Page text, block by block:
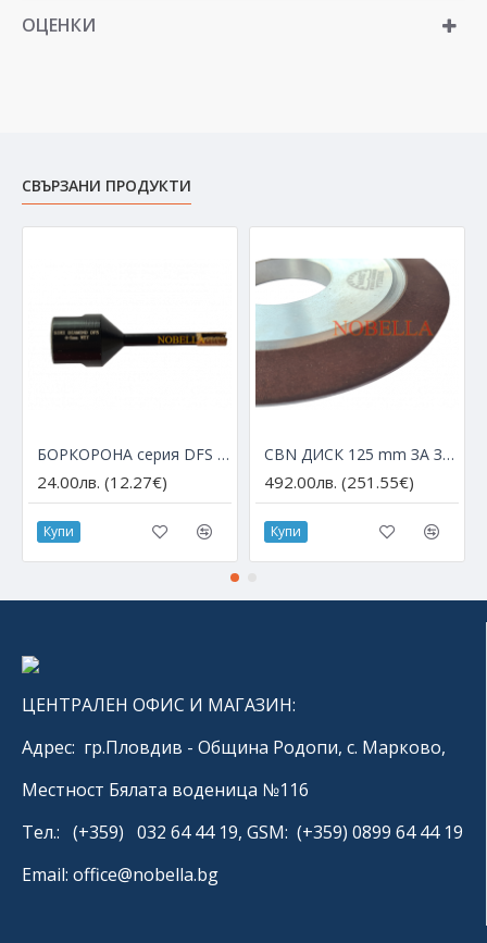
ОЦЕНКИ
СВЪРЗАНИ ПРОДУКТИ
БОРКОРОНА серия DFS с М14 за ъглошлайф – Ø 6 мм
24.00лв. (12.27€)
Купи
CBN ДИСК 125 mm ЗА ЗАТОЧВАНЕ НА HSS ДИСКОВЕ
492.00лв. (251.55€)
Купи
ЦЕНТРАЛЕН ОФИС И МАГАЗИН:
Адрес: гр.Пловдив - Община Родопи, с. Марково,
Местност Бялата воденица №116
Тел.: (+359) 032 64 44 19, GSM: (+359) 0899 64 44 19
Email: office@nobella.bg